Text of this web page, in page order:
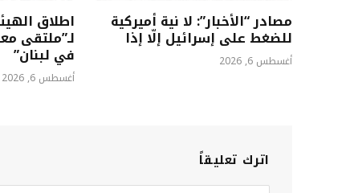
مصادر “الأخبار”: لا نية أميركية
للضغط على إسرائيل إلّا إذا
أغسطس 6, 2026
اطلاق
لـ”ملتقى
في لبنان”
أغسطس 6, 2026
اترك تعليقاً